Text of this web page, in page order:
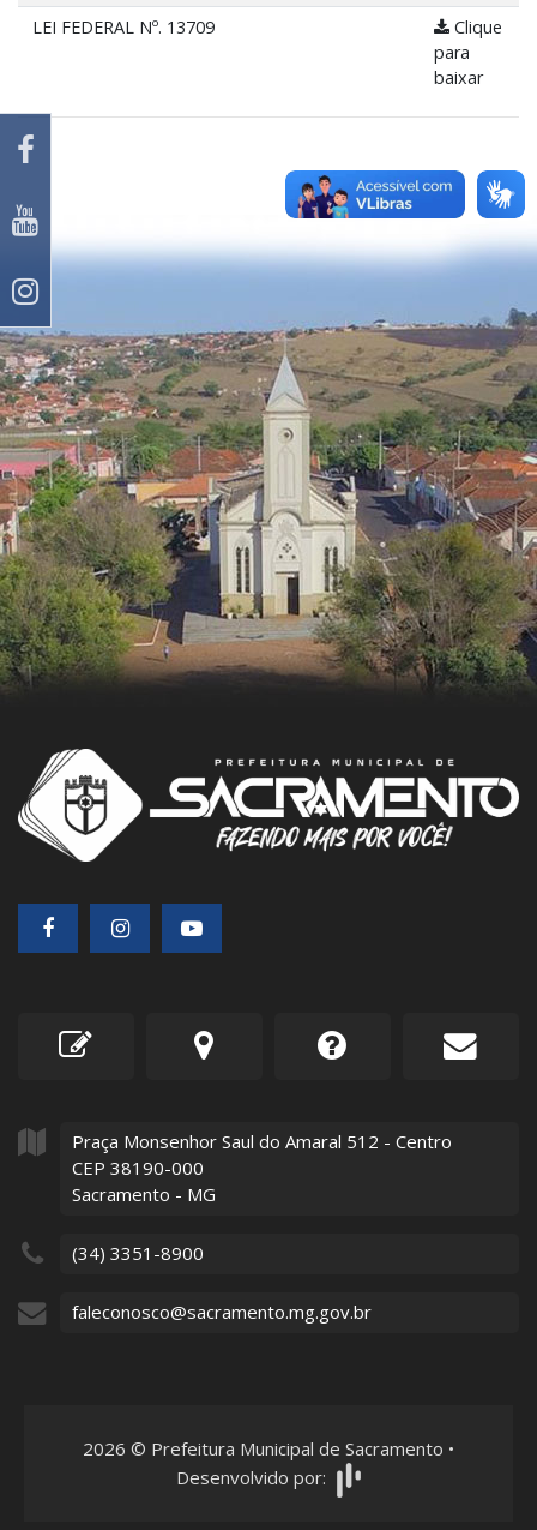
LEI FEDERAL Nº. 13709
Clique
para
baixar
Praça Monsenhor Saul do Amaral 512 - Centro
CEP 38190-000
Sacramento - MG
(34) 3351-8900
faleconosco@sacramento.mg.gov.br
2026 © Prefeitura Municipal de Sacramento •
Desenvolvido por: